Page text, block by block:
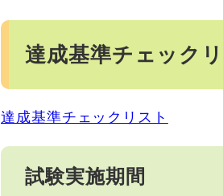
達成基準チェック
達成基準チェックリスト
試験実施期間